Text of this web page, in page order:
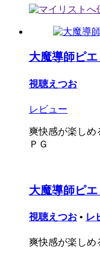
大魔導師ピエ
視聴えつお
レビュー
爽快感が楽しめ
ＰＧ
大魔導師ピエ
視聴えつお • レ
爽快感が楽しめ